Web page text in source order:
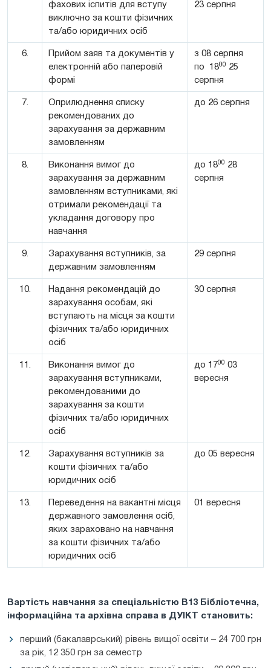
фахових іспитів для вступу
виключно за кошти фізичних
та/або юридичних осіб
23 серпня
6.
Прийом заяв та документів у
електронній або паперовій
формі
з 08 серпня
по 1800 25
серпня
7.
Оприлюднення списку
рекомендованих до
зарахування за державним
замовленням
до 26 серпня
8.
Виконання вимог до
зарахування за державним
замовленням вступниками, які
отримали рекомендації та
укладання договору про
навчання
до 1800 28
серпня
9.
Зарахування вступників, за
державним замовленням
29 серпня
10.
Надання рекомендацій до
зарахування особам, які
вступають на місця за кошти
фізичних та/або юридичних
осіб
30 серпня
11.
Виконання вимог до
зарахування вступниками,
рекомендованими до
зарахування за кошти
фізичних та/або юридичних
осіб
до 1700 03
вересня
12.
Зарахування вступників за
кошти фізичних та/або
юридичних осіб
до 05 вересня
13.
Переведення на вакантні місця
державного замовлення осіб,
яких зараховано на навчання
за кошти фізичних та/або
юридичних осіб
01 вересня
Вартість навчання за спеціальністю В13 Бібліотечна,
інформаційна та архівна справа в ДУІКТ становить:
перший (бакалаврський) рівень вищої освіти – 24 700 грн
за рік, 12 350 грн за семестр